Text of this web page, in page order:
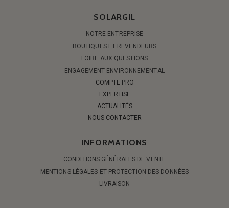
SOLARGIL
NOTRE ENTREPRISE
BOUTIQUES ET REVENDEURS
FOIRE AUX QUESTIONS
ENGAGEMENT ENVIRONNEMENTAL
COMPTE PRO
EXPERTISE
ACTUALITÉS
NOUS CONTACTER
INFORMATIONS
CONDITIONS GÉNÉRALES DE VENTE
MENTIONS LÉGALES ET PROTECTION DES DONNÉES
LIVRAISON